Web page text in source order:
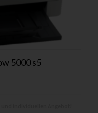
5000 s5